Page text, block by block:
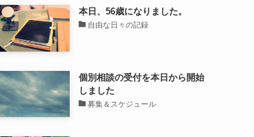
本日、56歳になりました。
自由な日々の記録
個別相談の受付を本日から開始
しました
募集＆スケジュール